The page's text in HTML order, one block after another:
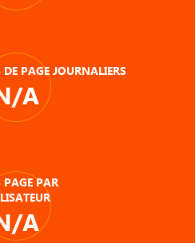
PAGE JOURNALIERS
A
PAGE PAR
A